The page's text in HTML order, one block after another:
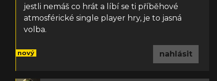
jestli nemáš co hrát a líbí se ti příběhové
atmosférické single player hry, je to jasná
volba.
nový nahlásit